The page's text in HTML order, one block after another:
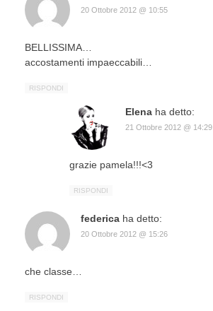
20 Ottobre 2012 @ 10:55
BELLISSIMA…
accostamenti impaeccabili…
RISPONDI
Elena ha detto:
21 Ottobre 2012 @ 14:29
grazie pamela!!!<3
RISPONDI
federica ha detto:
20 Ottobre 2012 @ 15:26
che classe…
RISPONDI